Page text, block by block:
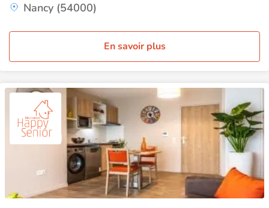
Nancy (54000)
En savoir plus